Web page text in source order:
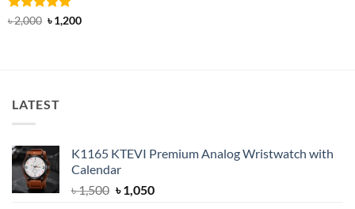
Rated 5
৳2,000 Original
price
৳1,200Current
LATEST
K1165 KTEVI Premium Analog Wristwatch with
Calendar
৳1,500 Original
৳1,050Current